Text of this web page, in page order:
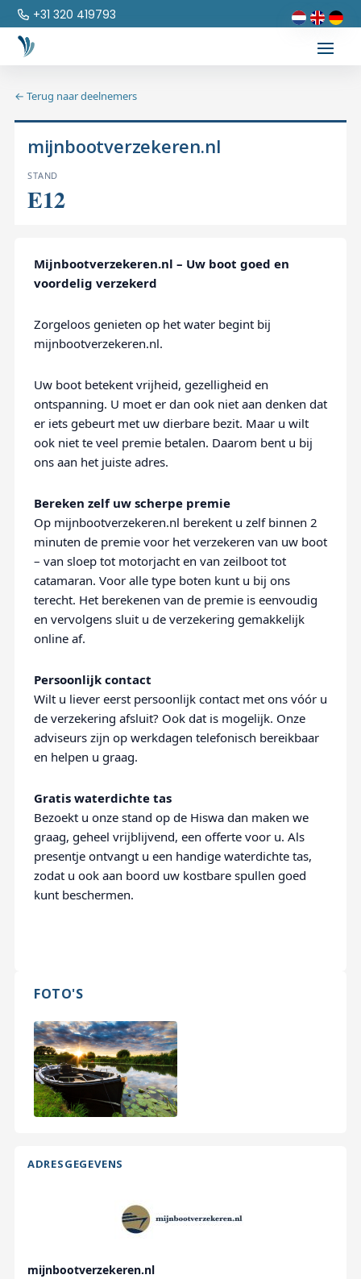
+31 320 419793
← Terug naar deelnemers
mijnbootverzekeren.nl
STAND
E12
Mijnbootverzekeren.nl – Uw boot goed en
voordelig verzekerd
Zorgeloos genieten op het water begint bij
mijnbootverzekeren.nl.
Uw boot betekent vrijheid, gezelligheid en
ontspanning. U moet er dan ook niet aan denken dat
er iets gebeurt met uw dierbare bezit. Maar u wilt
ook niet te veel premie betalen. Daarom bent u bij
ons aan het juiste adres.
Bereken zelf uw scherpe premie
Op mijnbootverzekeren.nl berekent u zelf binnen 2
minuten de premie voor het verzekeren van uw boot
– van sloep tot motorjacht en van zeilboot tot
catamaran. Voor alle type boten kunt u bij ons
terecht. Het berekenen van de premie is eenvoudig
en vervolgens sluit u de verzekering gemakkelijk
online af.
Persoonlijk contact
Wilt u liever eerst persoonlijk contact met ons vóór u
de verzekering afsluit? Ook dat is mogelijk. Onze
adviseurs zijn op werkdagen telefonisch bereikbaar
en helpen u graag.
Gratis waterdichte tas
Bezoekt u onze stand op de Hiswa dan maken we
graag, geheel vrijblijvend, een offerte voor u. Als
presentje ontvangt u een handige waterdichte tas,
zodat u ook aan boord uw kostbare spullen goed
kunt beschermen.
FOTO'S
ADRESGEGEVENS
mijnbootverzekeren.nl